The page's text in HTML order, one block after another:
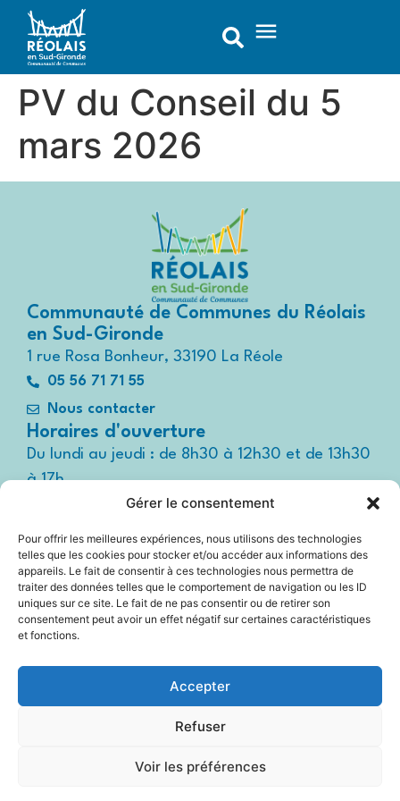
Gérer le consentement
Pour offrir les meilleures expériences, nous utilisons des technologies
telles que les cookies pour stocker et/ou accéder aux informations des
appareils. Le fait de consentir à ces technologies nous permettra de
traiter des données telles que le comportement de navigation ou les ID
uniques sur ce site. Le fait de ne pas consentir ou de retirer son
consentement peut avoir un effet négatif sur certaines caractéristiques
et fonctions.
Accepter
Refuser
Voir les préférences
principal
PV du Conseil du 5
mars 2026
Communauté de Communes du Réolais
en Sud-Gironde
1 rue Rosa Bonheur, 33190 La Réole
05 56 71 71 55
Nous contacter
Horaires d'ouverture
Du lundi au jeudi : de 8h30 à 12h30 et de 13h30
à 17h
Le vendredi : de 8h30 à 12h30 et de 13h30 à
Suivez-nous !
Espace
presse
Mentions légales
Plan du site
Politique Cookies (UE)